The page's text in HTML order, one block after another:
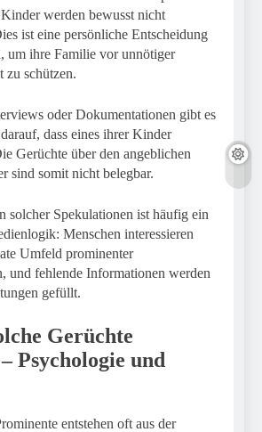
werden bewusst nicht
ist eine persönliche Entscheidung
um ihre Familie vor unnötiger
zu schützen.
oder Dokumentationen gibt es
dass eines ihrer Kinder
Gerüchte über den angeblichen
sind somit nicht belegbar.
solcher Spekulationen ist häufig ein
Menschen interessieren
Umfeld prominenter
und fehlende Informationen werden
gefüllt.
Gerüchte
Psychologie und
entstehen oft aus der